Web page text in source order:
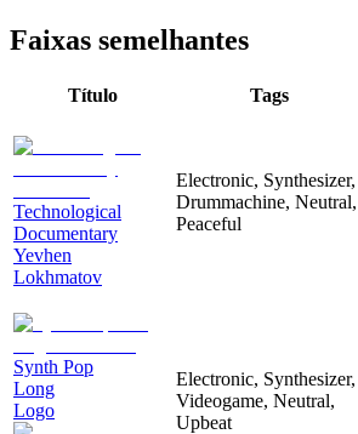
Faixas semelhantes
Título Tags
Technological
Documentary
Yevhen
Lokhmatov
Electronic, Synthesizer,
Drummachine, Neutral,
Peaceful
Synth Pop
Long
Logo
Electronic, Synthesizer,
Videogame, Neutral,
Upbeat